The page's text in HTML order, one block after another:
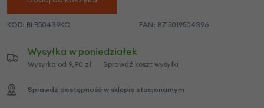
KOD: BLB50439KC EAN: 8715019504396
Wysyłka w poniedziałek
Wysyłka od 9,90 zł Sprawdź koszt wysyłki
Sprawdź dostępność w sklepie stacjonarnym